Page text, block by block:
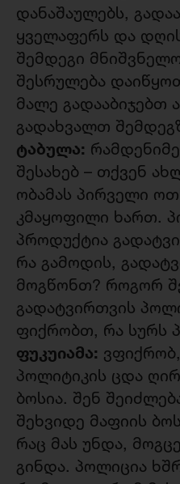
დანაშაულებს,
ყველაფერს და
შემდეგი
შესრულება
მალე გადააბიჯებთ
გადახვალთ
ტაბულა:
შესახებ – თქვენ
ობამას პირველი
კმაყოფილი ხართ.
პროდუქტია
რა გამოდის,
მოგწონთ? როგორ
გადატვირთვის
ფიქრობთ, რა სურს
ფუკუიამა:
პოლიტიკის ცდა
ბოსია. შენ
შეხვიდე მაფიის
რაც მას უნდა,
გინდა. პოლიცია